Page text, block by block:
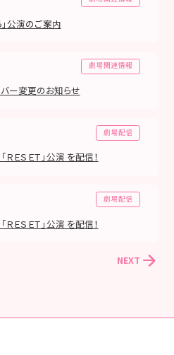
公演のご案内
劇場関連情報
ー変更のお知らせ
劇場配信
ＥＳＥＴ」公演 を配信！
劇場配信
ＥＳＥＴ」公演 を配信！
NEXT